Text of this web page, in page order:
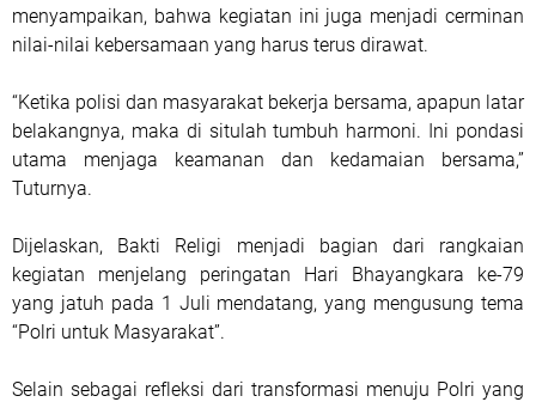
menyampaikan, bahwa kegiatan ini juga menjadi cerminan
nilai-nilai kebersamaan yang harus terus dirawat.
“Ketika polisi dan masyarakat bekerja bersama, apapun latar
belakangnya, maka di situlah tumbuh harmoni. Ini pondasi
utama menjaga keamanan dan kedamaian bersama,”
Tuturnya.
Dijelaskan, Bakti Religi menjadi bagian dari rangkaian
kegiatan menjelang peringatan Hari Bhayangkara ke-79
yang jatuh pada 1 Juli mendatang, yang mengusung tema
“Polri untuk Masyarakat”.
Selain sebagai refleksi dari transformasi menuju Polri yang